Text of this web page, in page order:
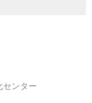
センター